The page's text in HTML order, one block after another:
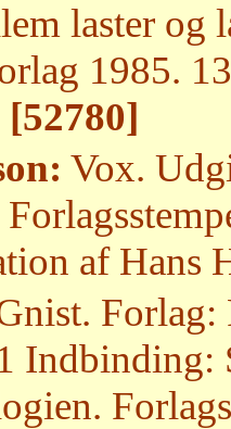
laster og
1985.
[52780]
Vox.
af Hans
Indbinding: